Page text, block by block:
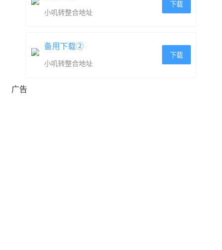
小叽转整合地址
下载
备用下载②
小叽转整合地址
下载
广告